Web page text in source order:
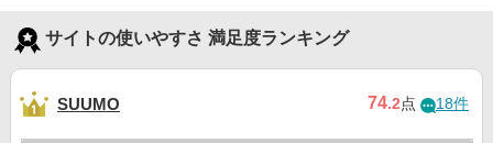
サイトの使いやすさ 満足度ランキング
SUUMO 74.2点 18件